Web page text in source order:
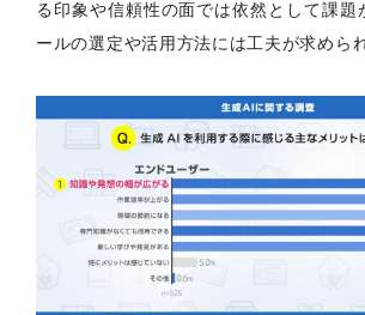
る印象や信頼性の面では依然として課題
ールの選定や活用方法には工夫が求めら